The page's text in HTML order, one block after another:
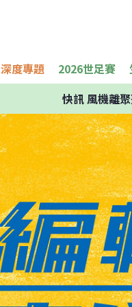
深度專題 2026世足賽
快訊風機離